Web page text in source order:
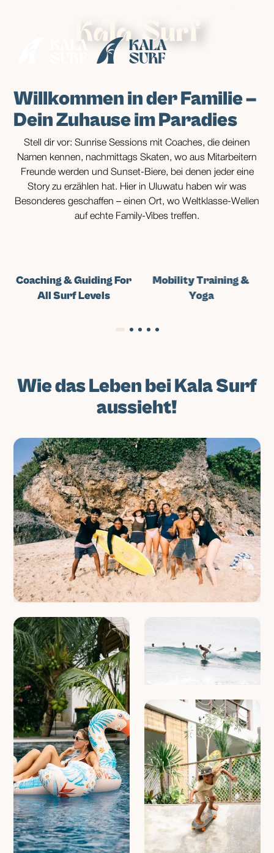
Kala Surf
Willkommen in der Familie –
Dein Zuhause im Paradies
Stell dir vor: Sunrise Sessions mit Coaches, die deinen
Namen kennen, nachmittags Skaten, wo aus Mitarbeitern
Freunde werden und Sunset-Biere, bei denen jeder eine
Story zu erzählen hat. Hier in Uluwatu haben wir was
Besonderes geschaffen – einen Ort, wo Weltklasse-Wellen
auf echte Family-Vibes treffen.
Coaching & Guiding For
All Surf Levels
Mobility Training &
Yoga
Wie das Leben bei Kala Surf
aussieht!